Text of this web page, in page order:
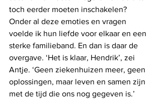
toch eerder moeten inschakelen?
Onder al deze emoties en vragen
voelde ik hun liefde voor elkaar en een
sterke familieband. En dan is daar de
overgave. ‘Het is klaar, Hendrik’, zei
Antje. ‘Geen ziekenhuizen meer, geen
oplossingen, maar leven en samen zijn
met de tijd die ons nog gegeven is.’